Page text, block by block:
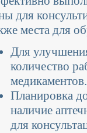
для
места для
Для
количество
медикаментов.
Планировка
наличие
для